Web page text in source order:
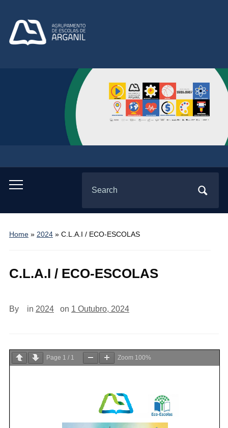
Toggle
menu
for:
Home» 2024» C.L.A.I / ECO-ESCOLAS
C.L.A.I / ECO-ESCOLAS
By in 2024 on 1 Outubro, 2024
Page 1 / 1 Zoom 100%